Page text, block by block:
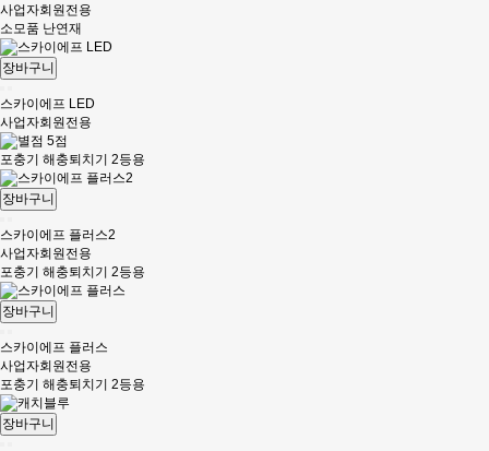
사업자회원전용
소모품 난연재
장바구니
스카이에프 LED
사업자회원전용
포충기 해충퇴치기 2등용
장바구니
스카이에프 플러스2
사업자회원전용
포충기 해충퇴치기 2등용
장바구니
스카이에프 플러스
사업자회원전용
포충기 해충퇴치기 2등용
장바구니